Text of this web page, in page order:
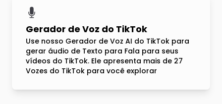
Gerador de Voz do TikTok
Use nosso Gerador de Voz AI do TikTok para
gerar áudio de Texto para Fala para seus
vídeos do TikTok. Ele apresenta mais de 27
Vozes do TikTok para você explorar